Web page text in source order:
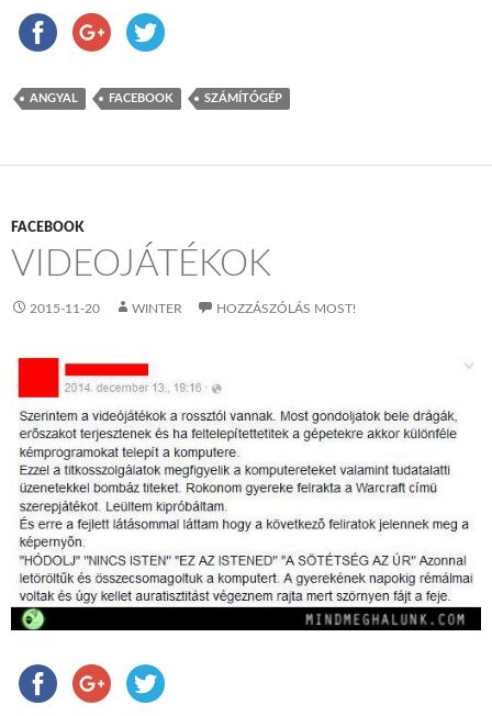
ANGYAL FACEBOOK SZÁMÍTÓGÉP
FACEBOOK
VIDEOJÁTÉKOK
2015-11-20 WINTER HOZZÁSZÓLÁS MOST!